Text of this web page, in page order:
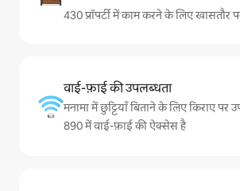
430 प्रॉपर्टी में काम करने के लिए खासतौर
वाई-फ़ाई की उपलब्धता
मनामा में छुट्टियाँ बिताने के लिए किराए पर
890 में वाई-फ़ाई की ऐक्सेस है